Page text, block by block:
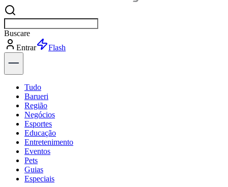
Buscarpolítica
Entrar
Explorar
Tudo
Barueri
Região
Negócios
Esportes
Educação
Entretenimento
Eventos
Pets
Guias
Especiais